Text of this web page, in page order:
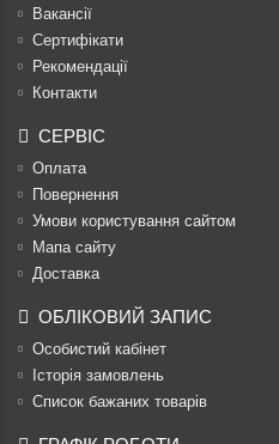
Вакансії
Сертифікати
Рекомендації
Контакти
СЕРВІС
Оплата
Повернення
Умови користування сайтом
Мапа сайту
Доставка
ОБЛІКОВИЙ ЗАПИС
Особистий кабінет
Історія замовлень
Список бажаних товарів